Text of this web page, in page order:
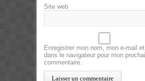
Site web
Enregistrer mon nom, mon e-mail
dans le navigateur pour mon
commentaire.